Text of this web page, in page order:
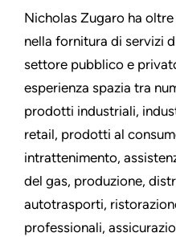
Nicholas Zugaro ha
nella fornitura di servizi
settore pubblico e
esperienza spazia tra
prodotti industriali,
retail, prodotti al
intrattenimento,
del gas, produzione,
autotrasporti,
professionali,